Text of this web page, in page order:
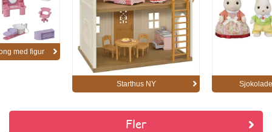
med figur
Starthus NY
Fler